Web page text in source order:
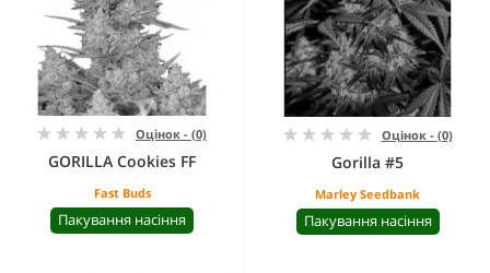
Оцінок - (0)
GORILLA Cookies FF
Fast Buds
Пакування насіння
Оцінок - (0)
Gorilla #5
Marley Seedbank
Пакування насіння